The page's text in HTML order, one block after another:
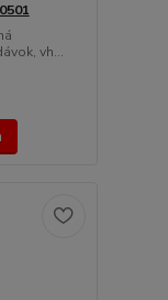
vh...